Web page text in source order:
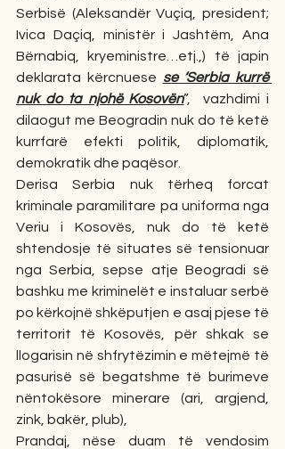
Serbisë (Aleksandër Vuçiq, president;
Ivica Daçiq, ministër i Jashtëm, Ana
Bërnabiq, kryeministre…etj.,) të japin
deklarata kërcnuese se ‘Serbia kurrë
nuk do ta njohë Kosovën”,  vazhdimi i
dilaogut me Beogradin nuk do të ketë
kurrfarë efekti politik, diplomatik,
demokratik dhe paqësor.
Derisa Serbia nuk tërheq forcat
kriminale paramilitare pa uniforma nga
Veriu i Kosovës, nuk do të ketë
shtendosje të situates së tensionuar
nga Serbia, sepse atje Beogradi së
bashku me kriminelët e instaluar serbë
po kërkojnë shkëputjen e asaj pjese të
territorit të Kosovës, për shkak se
llogarisin në shfrytëzimin e mëtejmë të
pasurisë së begatshme të burimeve
nëntokësore minerare (ari, argjend,
zink, bakër, plub),
Prandaj, nëse duam të vendosim